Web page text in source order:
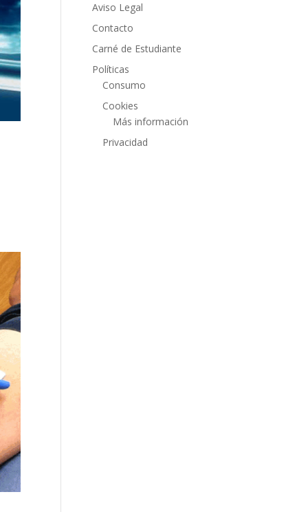
Aviso Legal
Contacto
Carné de Estudiante
Políticas
Consumo
Cookies
Más información
Privacidad